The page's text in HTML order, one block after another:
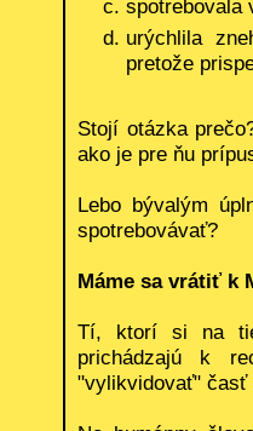
spotrebovala
urýchlila
pretože
Stojí otázka
ako je pre ňu
Lebo bývalým
spotrebovávať?
Máme sa vrátiť k
Tí, ktorí si na
prichádzajú k
"vylikvidovať" časť